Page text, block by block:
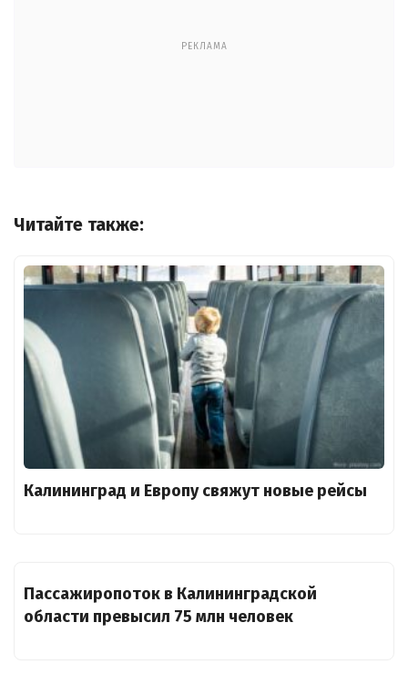
РЕКЛАМА
Читайте также:
Калининград и Европу свяжут новые рейсы
Пассажиропоток в Калининградской
области превысил 75 млн человек